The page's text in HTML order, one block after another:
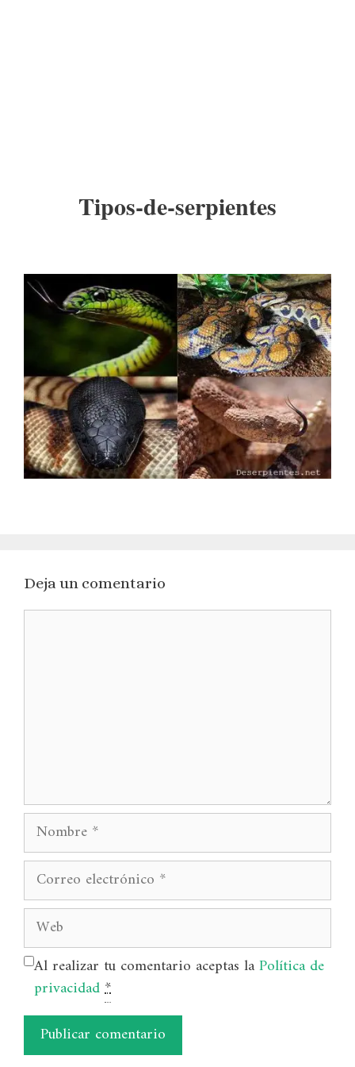
Tipos-de-serpientes
Deja un comentario
Nombre
Correo
electrónico
Web
Al realizar tu comentario aceptas laPolítica de
privacidad*